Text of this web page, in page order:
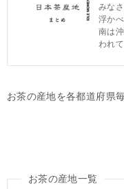
みな
浮か
南は
われ
お茶の産地を各都道府県
お茶の産地一覧